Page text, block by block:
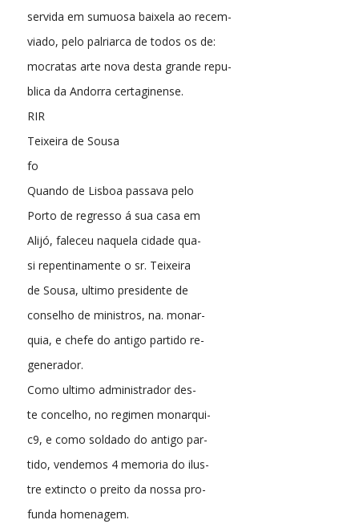
servida em sumuosa baixela ao recem-
viado, pelo palriarca de todos os de:
mocratas arte nova desta grande repu-
blica da Andorra certaginense.
RIR
Teixeira de Sousa
fo
Quando de Lisboa passava pelo
Porto de regresso á sua casa em
Alijó, faleceu naquela cidade qua-
si repentinamente o sr. Teixeira
de Sousa, ultimo presidente de
conselho de ministros, na. monar-
quia, e chefe do antigo partido re-
generador.
Como ultimo administrador des-
te concelho, no regimen monarqui-
c9, e como soldado do antigo par-
tido, vendemos 4 memoria do ilus-
tre extincto o preito da nossa pro-
funda homenagem.